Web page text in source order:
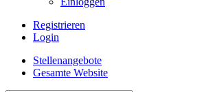
Registrieren
Login
Stellenangebote
Gesamte Website